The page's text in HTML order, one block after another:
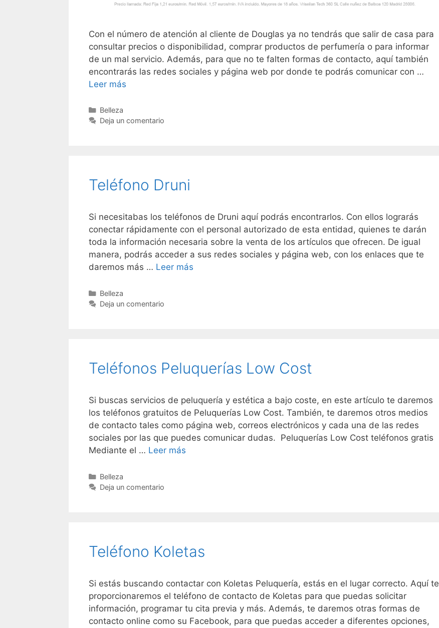
Con el número de atención al cliente de Douglas ya no tendrás que salir de casa para
consultar precios o disponibilidad, comprar productos de perfumería o para informar
de un mal servicio. Además, para que no te falten formas de contacto, aquí también
encontrarás las redes sociales y página web por donde te podrás comunicar con …
Leer más
Categorías
Belleza
Deja un comentario
Teléfono Druni
Si necesitabas los teléfonos de Druni aquí podrás encontrarlos. Con ellos lograrás
conectar rápidamente con el personal autorizado de esta entidad, quienes te darán
toda la información necesaria sobre la venta de los artículos que ofrecen. De igual
manera, podrás acceder a sus redes sociales y página web, con los enlaces que te
daremos más … Leer más
Categorías
Belleza
Deja un comentario
Teléfonos Peluquerías Low Cost
Si buscas servicios de peluquería y estética a bajo coste, en este artículo te daremos
los teléfonos gratuitos de Peluquerías Low Cost. También, te daremos otros medios
de contacto tales como página web, correos electrónicos y cada una de las redes
sociales por las que puedes comunicar dudas. Peluquerías Low Cost teléfonos gratis
Mediante el … Leer más
Categorías
Belleza
Deja un comentario
Teléfono Koletas
Si estás buscando contactar con Koletas Peluquería, estás en el lugar correcto. Aquí te
proporcionaremos el teléfono de contacto de Koletas para que puedas solicitar
información, programar tu cita previa y más. Además, te daremos otras formas de
contacto online como su Facebook, para que puedas acceder a diferentes opciones,